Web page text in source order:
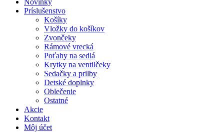
Príslušenstvo
Košíky
Vložky do košíkov
Zvončeky
Rámové vrecká
Poťahy na sedlá
Krytky na ventilčeky
Sedačky a prilby
Detské doplnky
Oblečenie
Ostatné
Akcie
Kontakt
Môj účet